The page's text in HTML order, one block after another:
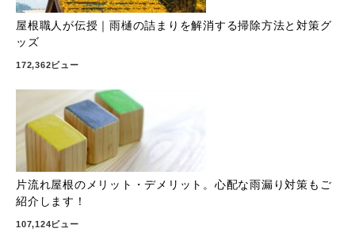
屋根職人が伝授｜雨樋の詰まりを解消する掃除方法と対策グ
ッズ
172,362ビュー
片流れ屋根のメリット・デメリット。心配な雨漏り対策もご
紹介します！
107,124ビュー